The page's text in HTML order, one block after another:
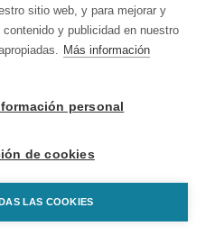
sitio web, y para mejorar y
y publicidad en nuestro
Más información
personal
de cookies
LAS COOKIES